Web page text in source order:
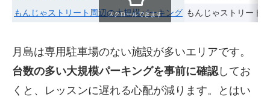
もんじゃストリート周辺の大規模パーキング もんじゃストリート
スクロールできます
月島は専用駐車場のない施設が多いエリアです。
台数の多い大規模パーキングを事前に確認してお
くと、レッスンに遅れる心配が減ります。とはい